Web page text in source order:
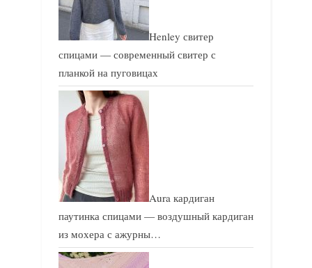
Henley свитер
спицами — современный свитер с
планкой на пуговицах
Aura кардиган
паутинка спицами — воздушный кардиган
из мохера с ажурны…